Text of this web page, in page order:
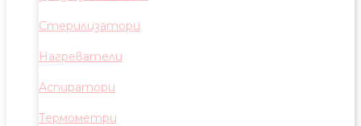
Стерилизатори
Нагреватели
Аспиратори
Термометри